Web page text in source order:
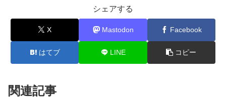
シェアする
X Mastodon Facebook
はてブ LINE コピー
関連記事